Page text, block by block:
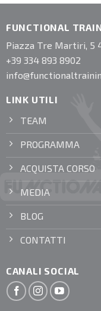
FUNCTIONAL
Piazza Tre Martiri, 5
+39 334 893 8902
LINK UTILI
TEAM
PROGRAMMA
ACQUISTA CORSO
MEDIA
BLOG
CONTATTI
CANALI SOCIAL